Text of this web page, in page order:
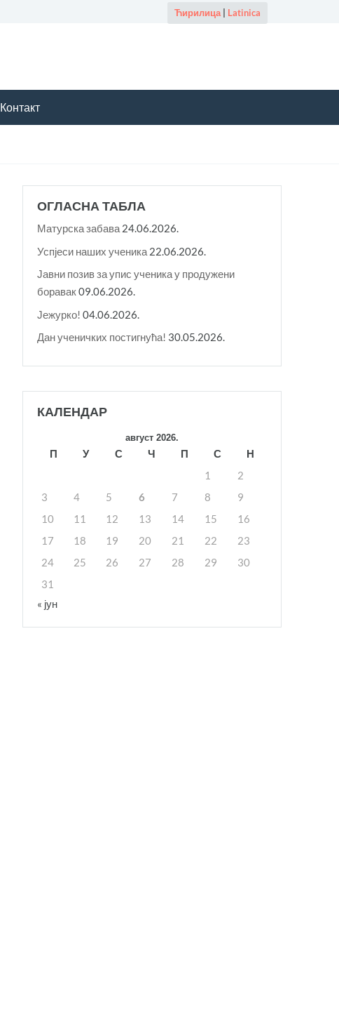
Ћирилица| Latinica
Контакт
ОГЛАСНА ТАБЛА
Матурска забава 24.06.2026.
Успјеси наших ученика 22.06.2026.
Јавни позив за упис ученика у продужени
боравак09.06.2026.
Јежурко! 04.06.2026.
Дан ученичких постигнућа! 30.05.2026.
КАЛЕНДАР
август 2026.
П У С Ч П С
Н
1
2
3
4 5 6 7 8
9
10
11 12 13 14 15
16
17
18 19 20 21 22
23
24
25 26 27 28 29
30
31
« јун